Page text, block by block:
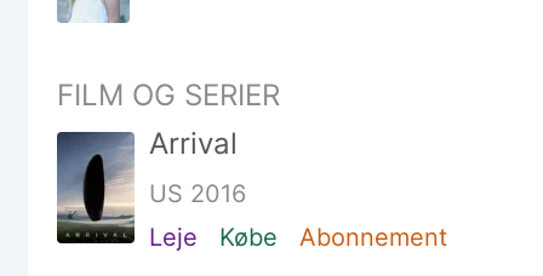
FILM OG SERIER
Arrival
US 2016
Leje
Købe Abonnement